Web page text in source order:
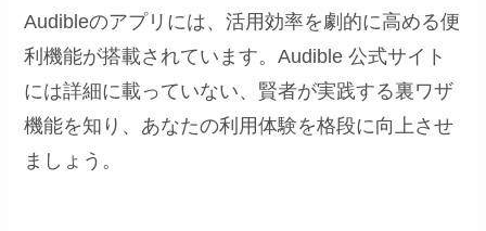
Audibleのアプリには、活用効率を劇的に高める便
利機能が搭載されています。Audible 公式サイト
には詳細に載っていない、賢者が実践する裏ワザ
機能を知り、あなたの利用体験を格段に向上させ
ましょう。